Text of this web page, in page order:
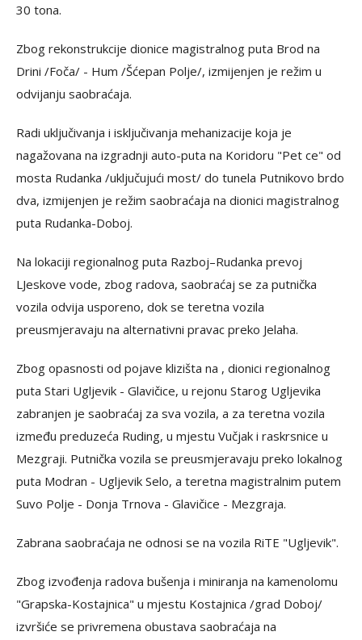
30 tona.
Zbog rekonstrukcije dionice magistralnog puta Brod na
Drini /Foča/ - Hum /Šćepan Polje/, izmijenjen je režim u
odvijanju saobraćaja.
Radi uključivanja i isključivanja mehanizacije koja je
nagažovana na izgradnji auto-puta na Koridoru "Pet ce" od
mosta Rudanka /uključujući most/ do tunela Putnikovo brdo
dva, izmijenjen je režim saobraćaja na dionici magistralnog
puta Rudanka-Doboj.
Na lokaciji regionalnog puta Razboj–Rudanka prevoj
LJeskove vode, zbog radova, saobraćaj se za putnička
vozila odvija usporeno, dok se teretna vozila
preusmjeravaju na alternativni pravac preko Jelaha.
Zbog opasnosti od pojave klizišta na , dionici regionalnog
puta Stari Ugljevik - Glavičice, u rejonu Starog Ugljevika
zabranjen je saobraćaj za sva vozila, a za teretna vozila
između preduzeća Ruding, u mjestu Vučjak i raskrsnice u
Mezgraji. Putnička vozila se preusmjeravaju preko lokalnog
puta Modran - Ugljevik Selo, a teretna magistralnim putem
Suvo Polje - Donja Trnova - Glavičice - Mezgraja.
Zabrana saobraćaja ne odnosi se na vozila RiTE "Ugljevik".
Zbog izvođenja radova bušenja i miniranja na kamenolomu
"Grapska-Kostajnica" u mjestu Kostajnica /grad Doboj/
izvršiće se privremena obustava saobraćaja na